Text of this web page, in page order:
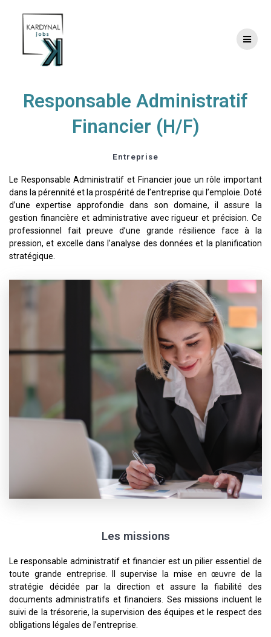
Responsable Administratif
Financier (H/F)
Entreprise
Le Responsable Administratif et Financier joue un rôle important
dans la pérennité et la prospérité de l’entreprise qui l’emploie. Doté
d’une expertise approfondie dans son domaine, il assure la
gestion financière et administrative avec rigueur et précision. Ce
professionnel fait preuve d’une grande résilience face à la
pression, et excelle dans l’analyse des données et la planification
stratégique.
Les missions
Le responsable administratif et financier est un pilier essentiel de
toute grande entreprise. Il supervise la mise en œuvre de la
stratégie décidée par la direction et assure la fiabilité des
documents administratifs et financiers. Ses missions incluent le
suivi de la trésorerie, la supervision des équipes et le respect des
obligations légales de l’entreprise.